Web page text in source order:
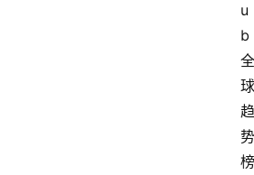
u
b
全
球
趋
势
榜